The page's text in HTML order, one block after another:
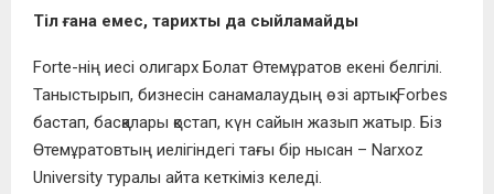
Тіл ғана емес, тарихты да сыйламайды
Forte-нің иесі олигарх Болат Өтемұратов екені белгілі.
Таныстырып, бизнесін санамалаудың өзі артық. Forbes
бастап, басқалары қостап, күн сайын жазып жатыр. Біз
Өтемұратовтың иелігіндегі тағы бір нысан – Narxoz
University туралы айта кеткіміз келеді.